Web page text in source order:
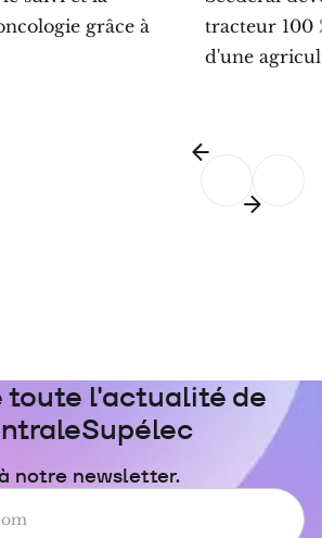
grâce à
tracteur 100
d'une
toute l'actualité de
notre newsletter.